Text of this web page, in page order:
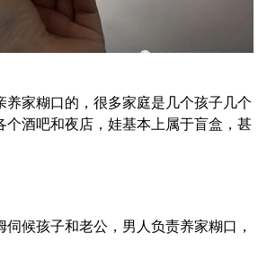
养家糊口的，很多家庭是几个孩子几个
个酒吧和夜店，娃基本上属于盲盒，甚
候孩子和老公，男人负责养家糊口，